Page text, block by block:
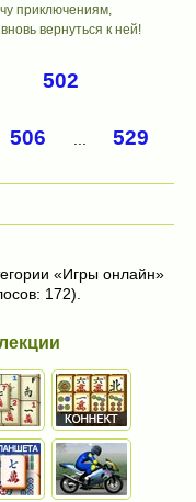
приключениям,
вернуться к ней!
502
506 529
«Игры онлайн»
172).